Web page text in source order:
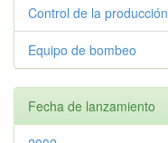
Control de la producción
Equipo de bombeo
Fecha de lanzamiento